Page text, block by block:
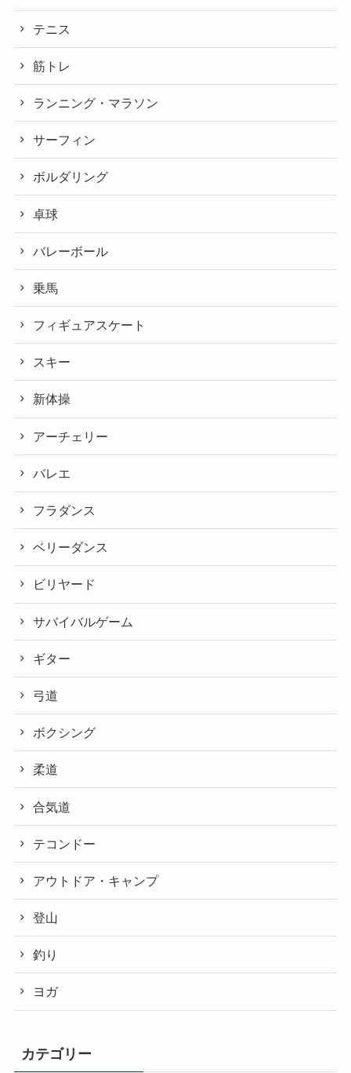
テニス
筋トレ
ランニング・マラソン
サーフィン
ボルダリング
卓球
バレーボール
乗馬
フィギュアスケート
スキー
新体操
アーチェリー
バレエ
フラダンス
ベリーダンス
ビリヤード
サバイバルゲーム
ギター
弓道
ボクシング
柔道
合気道
テコンドー
アウトドア・キャンプ
登山
釣り
ヨガ
カテゴリー